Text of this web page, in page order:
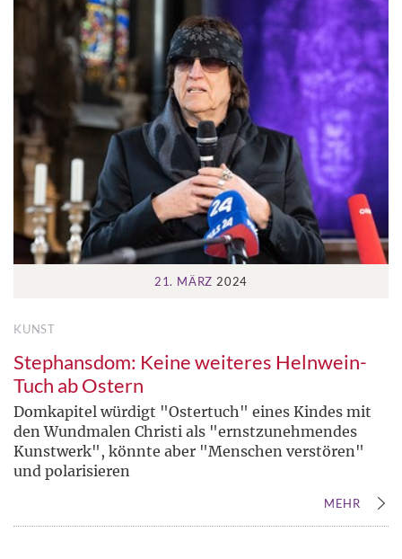
21. MÄRZ 2024
KUNST
Stephansdom: Keine weiteres Helnwein-
Tuch ab Ostern
Domkapitel würdigt "Ostertuch" eines Kindes mit
den Wundmalen Christi als "ernstzunehmendes
Kunstwerk", könnte aber "Menschen verstören"
und polarisieren
MEHR